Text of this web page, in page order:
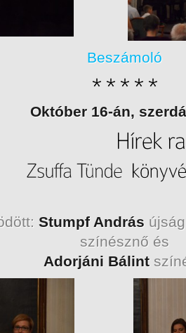
Beszámoló
Október 16-án,
Stumpf András
színésznő és
Adorjáni Bálint